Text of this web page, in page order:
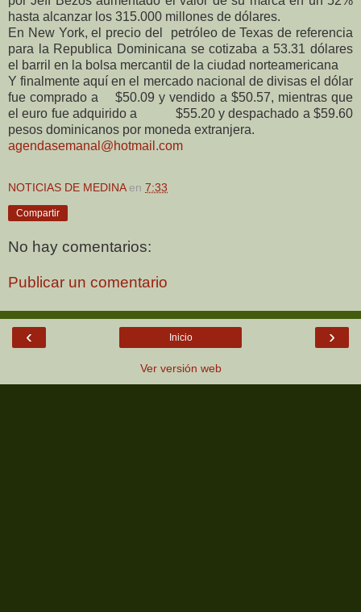
hasta alcanzar los 315.000 millones de dólares.
En New York, el precio del
petróleo de Texas de referencia
para la Republica Dominicana se cotizaba a 53.31 dólares
el barril en la bolsa mercantil de la ciudad norteamericana
Y finalmente aquí en el mercado nacional de divisas el dólar
fue comprado a
$50.09 y vendido a $50.57, mientras que
el euro fue adquirido a
$55.20 y despachado a $59.60
pesos dominicanos por moneda extranjera.
agendasemanal@hotmail.com
NOTICIAS DE MEDINA en 7:33
Compartir
No hay comentarios:
Publicar un comentario
‹ ›
Inicio
Ver versión web